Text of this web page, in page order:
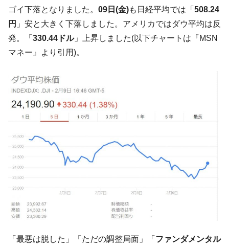
『Money1』
『韓国銀行』が「金の保有量を増やしま
す」⇒「金を経由するドル入手」手段ではないのか？
『Money1』
韓国･外為取引量「1日当たり1,214.4億ド
ル」まで拡大 ⇒ 海外資金の動きに強く左右される状態
『Money1』
韓国大統領府ボンクラ政策室長が告発され
た ⇒ 国家が行った恐るべき株価操作であり、空前の国政壟
動」
『Money1』
中国だけが鉄鋼輸出を異常増加させる ⇒ 中
国の過剰生産が世界を蝕む。
『Money1』
種は全般的「不調」⇒ PSIが示す現況は決して良くない。
『Money1』
【米韓激突案件】韓国消費者院が『クーパ
『Money1』 韓国で猛暑。南東部では干ばつ
ゴイ下落となりました。 09日(金)も日経平均では「 508.24
円 」安と大きく下落しました。アメリカではダウ平均は反
発。「 330.44ドル」上昇しました(以下チャートは『MSN
マネー』より引用)。
「最悪は脱した」「ただの調整局面」「 ファンダメンタル